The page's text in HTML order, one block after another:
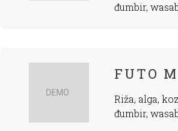
đumbir,
FUTO
Riža, alga,
đumbir,